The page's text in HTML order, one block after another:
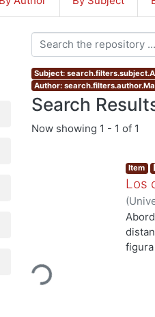
Subject:
Author:
Search
Now showing 1 - 1 of 1
Loading...
Item
Los
(
Artes
12)
Ana;